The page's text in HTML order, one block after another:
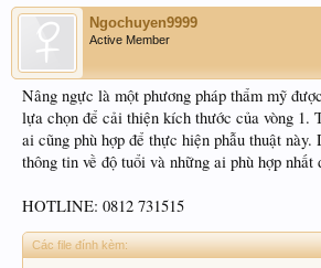
Ngochuyen9999
Active Member
Nâng ngực là một phương pháp thẩm mỹ
lựa chọn để cải thiện kích thước của vòng 1.
ai cũng phù hợp để thực hiện phẫu thuật
thông tin về độ tuổi và những ai phù hợp nhất
HOTLINE: 0812 731515
Các file đính kèm: